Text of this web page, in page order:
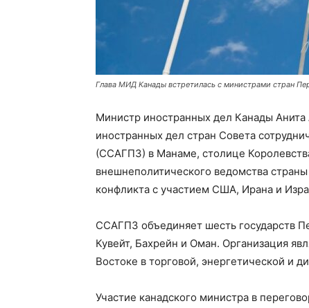
Глава МИД Канады встретилась с министрами стран
Министр иностранных дел Канады
иностранных дел стран Совета
(ССАГПЗ) в Манаме, столице
внешнеполитического ведомства
конфликта с участием США, Ирана и
ССАГПЗ объединяет шесть государств
Кувейт, Бахрейн и Оман. Организация
Востоке в торговой, энергетической и
Участие канадского министра в